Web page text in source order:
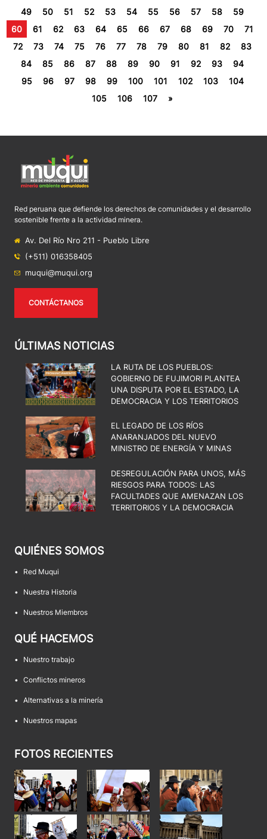
49
50 51 52 53 54 55 56 57 58
59
60
61 62 63 64 65 66 67 68 69 70
71
72
73 74 75 76 77 78 79 80 81 82
83
84
85 86 87 88 89 90 91 92 93
94
95
96 97 98 99 100 101 102 103
104
105
106 107 »
Red peruana que defiende los derechos de comunidades y el desarrollo
sostenible frente a la actividad minera.
Av. Del Río Nro 211 - Pueblo Libre
(+511) 016358405
muqui@muqui.org
CONTÁCTANOS
ÚLTIMAS NOTICIAS
LA RUTA DE LOS PUEBLOS:
GOBIERNO DE FUJIMORI PLANTEA
UNA DISPUTA POR EL ESTADO, LA
DEMOCRACIA Y LOS TERRITORIOS
EL LEGADO DE LOS RÍOS
ANARANJADOS DEL NUEVO
MINISTRO DE ENERGÍA Y MINAS
DESREGULACIÓN PARA UNOS, MÁS
RIESGOS PARA TODOS: LAS
FACULTADES QUE AMENAZAN LOS
TERRITORIOS Y LA DEMOCRACIA
QUIÉNES SOMOS
• Red Muqui
• Nuestra Historia
• Nuestros Miembros
QUÉ HACEMOS
• Nuestro trabajo
• Conflictos mineros
• Alternativas a la minería
• Nuestros mapas
FOTOS RECIENTES